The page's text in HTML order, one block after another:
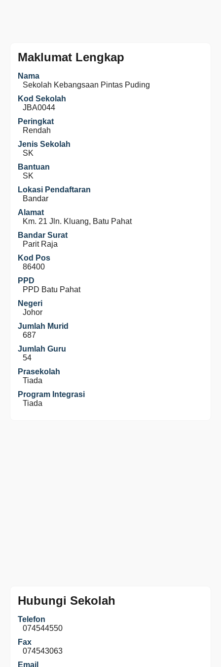
Maklumat Lengkap
Nama
Sekolah Kebangsaan Pintas Puding
Kod Sekolah
JBA0044
Peringkat
Rendah
Jenis Sekolah
SK
Bantuan
SK
Lokasi Pendaftaran
Bandar
Alamat
Km. 21 Jln. Kluang, Batu Pahat
Bandar Surat
Parit Raja
Kod Pos
86400
PPD
PPD Batu Pahat
Negeri
Johor
Jumlah Murid
687
Jumlah Guru
54
Prasekolah
Tiada
Program Integrasi
Tiada
Hubungi Sekolah
Telefon
074544550
Fax
074543063
Email